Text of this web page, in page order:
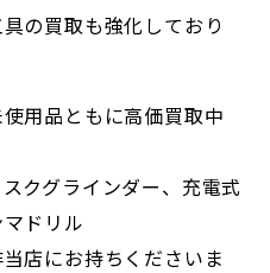
の買取も強化しており
用品ともに高価買取中
クグラインダー、充電式
ドリル
店にお持ちくださいま